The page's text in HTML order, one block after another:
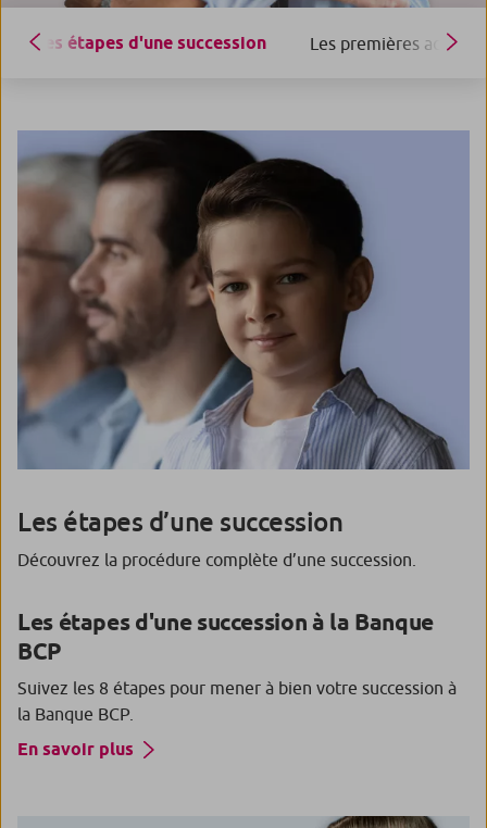
Les étapes d'une succession Les premières actions
Les étapes d’une succession
Découvrez la procédure complète d’une succession.
Les étapes d'une succession à la Banque
BCP
Suivez les 8 étapes pour mener à bien votre succession à
la Banque BCP.
En savoir plus